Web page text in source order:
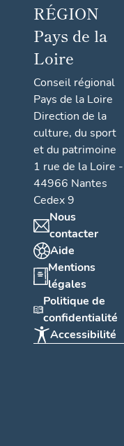
RÉGION
Pays de la
Loire
Conseil régional
Pays de la Loire
Direction de la
culture, du sport
et du patrimoine
1 rue de la Loire -
44966 Nantes
Cedex 9
Nous
contacter
Aide
Mentions
légales
Politique de
confidentialité
Accessibilité